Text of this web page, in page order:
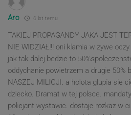
Aro 6 lat temu
TAKIEJ PROPAGANDY JAKA JEST
NIE WIDZIAŁ!!! oni klamia w zywe
jak tak dalej bedzie to
oddychanie powietrzem a drugie 50%
NASZEJ MILICJI. a holota glupia sie
dziecko. Dramat w tej polsce.
policjant wystawic. dostaje rozkaz w